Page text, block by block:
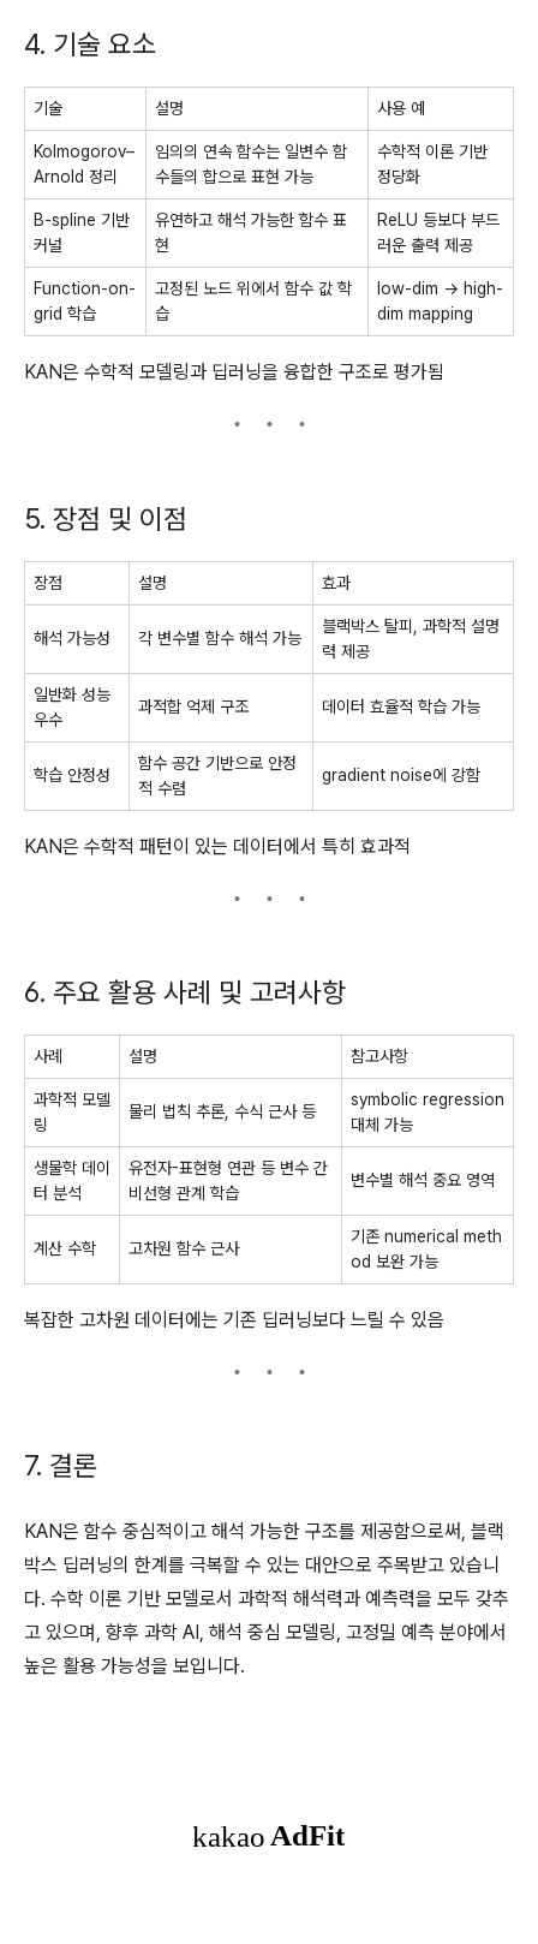
4. 기술 요소
기술 설명 사용 예
Kolmogorov–
Arnold 정리
임의의 연속 함수는 일변수 함
수들의 합으로 표현 가능
수학적 이론 기반
정당화
B-spline 기반
커널
유연하고 해석 가능한 함수 표
현
ReLU 등보다 부드
러운 출력 제공
Function-on-
grid 학습
고정된 노드 위에서 함수 값 학
습
low-dim → high-
dim mapping
KAN은 수학적 모델링과 딥러닝을 융합한 구조로 평가됨
5. 장점 및 이점
장점 설명 효과
해석 가능성 각 변수별 함수 해석 가능
블랙박스 탈피, 과학적 설명
력 제공
일반화 성능
우수
과적합 억제 구조 데이터 효율적 학습 가능
학습 안정성
함수 공간 기반으로 안정
적 수렴
gradient noise에 강함
KAN은 수학적 패턴이 있는 데이터에서 특히 효과적
6. 주요 활용 사례 및 고려사항
사례 설명 참고사항
과학적 모델
링
물리 법칙 추론, 수식 근사 등
symbolic regression
대체 가능
생물학 데이
터 분석
유전자-표현형 연관 등 변수 간
비선형 관계 학습
변수별 해석 중요 영역
계산 수학 고차원 함수 근사
기존 numerical meth
od 보완 가능
복잡한 고차원 데이터에는 기존 딥러닝보다 느릴 수 있음
7. 결론
KAN은 함수 중심적이고 해석 가능한 구조를 제공함으로써, 블랙
박스 딥러닝의 한계를 극복할 수 있는 대안으로 주목받고 있습니
다. 수학 이론 기반 모델로서 과학적 해석력과 예측력을 모두 갖추
고 있으며, 향후 과학 AI, 해석 중심 모델링, 고정밀 예측 분야에서
높은 활용 가능성을 보입니다.